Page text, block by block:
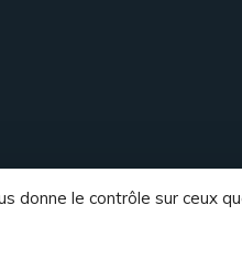
donne le contrôle sur ceux